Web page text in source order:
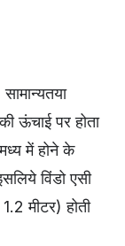
ऊंचाई पर होता
में होने के
विंडो एसी
मीटर) होती